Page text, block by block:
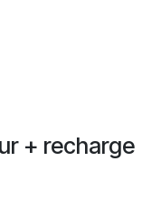
+ recharge